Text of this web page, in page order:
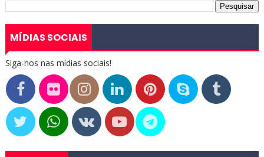
MÍDIAS SOCIAIS
Siga-nos nas mídias sociais!